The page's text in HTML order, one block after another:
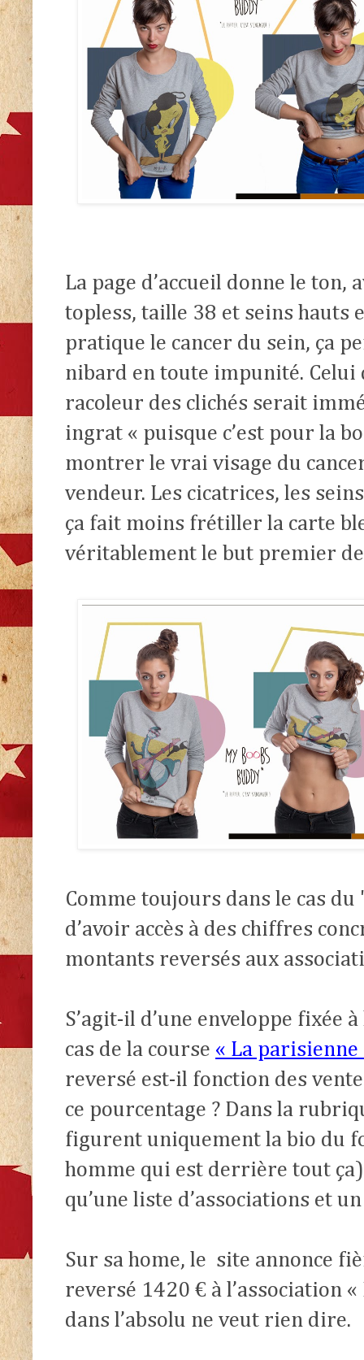
La page d’accueil donne le ton,
topless, taille 38 et seins hauts
pratique le cancer du sein, ça
nibard en toute impunité.
racoleur des clichés serait
ingrat « puisque c’est pour la
montrer le vrai visage du
vendeur. Les cicatrices, les
ça fait moins frétiller la carte
véritablement le but premier de
Comme toujours dans le cas
d’avoir accès à des chiffres
montants reversés aux
S’agit-il d’une enveloppe fixée
cas de la course « La parisienne
reversé est-il fonction des
ce pourcentage ? Dans la
figurent uniquement la bio du
homme qui est derrière tout
qu’une liste d’associations et
Sur sa home, le site annonce
reversé 1420 € à l’association
dans l’absolu ne veut rien dire.